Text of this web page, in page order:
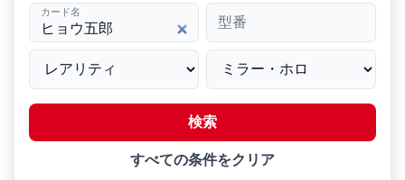
カード名
型番
検索
すべての条件をクリア